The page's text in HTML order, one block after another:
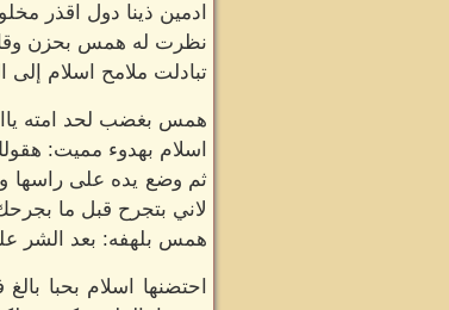
ادمين ذينا دول اقذر
نظرت له همس بحزن
تبادلت ملامح اسلام
همس بغضب لحد امته
اسلام بهدوء مميت:
ثم وضع يده على راسها
لاني بتجرح قبل ما
همس بلهفه: بعد الشر
احتضنها اسلام بحبا